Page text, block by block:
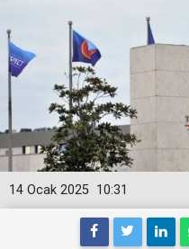
10:31
14 Ocak 2025